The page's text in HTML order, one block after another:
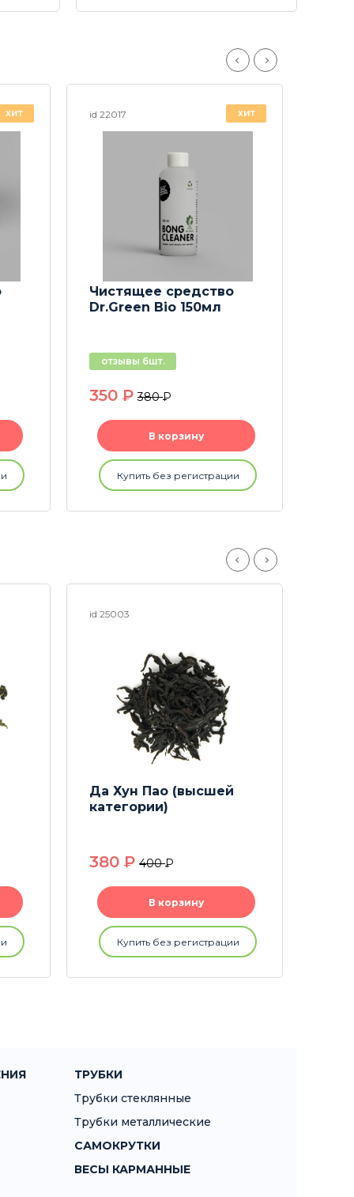
хит id 22017 хит
Чистящее средство
Dr.Green Bio 150мл
отзывы 6шт.
350 P 380P
В корзину
Купить без регистрации
id 25003
Да Хун Пао (высшей
категории)
380 P 400P
В корзину
Купить без регистрации
ТРУБКИ
Трубки стеклянные
Трубки металлические
САМОКРУТКИ
ВЕСЫ КАРМАННЫЕ